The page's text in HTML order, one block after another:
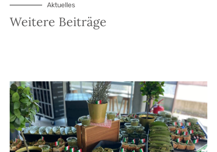
Aktuelles
Weitere Beiträge